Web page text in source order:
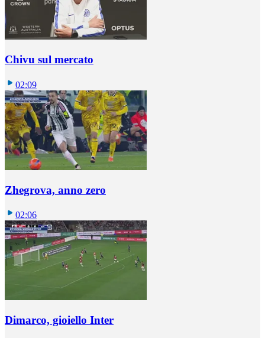
Chivu sul mercato
02:09
Zhegrova, anno zero
02:06
Dimarco, gioiello Inter